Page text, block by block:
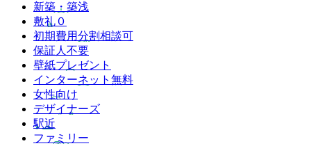
新築・築浅
敷礼０
初期費用分割相談可
保証人不要
壁紙プレゼント
インターネット無料
女性向け
デザイナーズ
駅近
ファミリー